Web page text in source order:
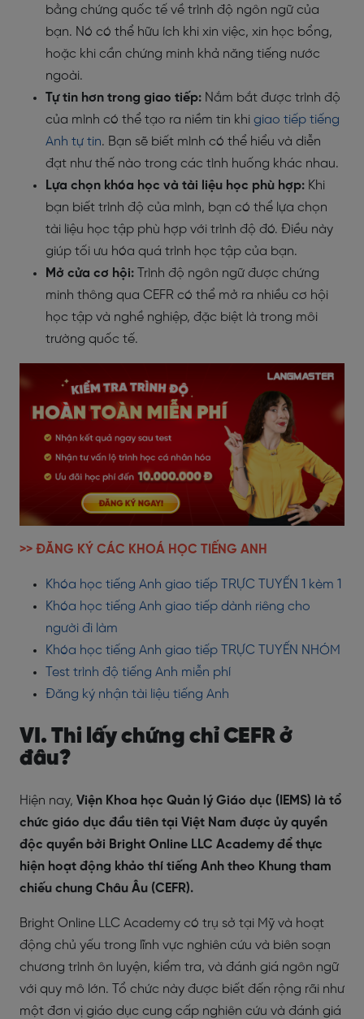
bằng chứng quốc tế về trình độ ngôn ngữ của
bạn. Nó có thể hữu ích khi xin việc, xin học bổng,
hoặc khi cần chứng minh khả năng tiếng nước
ngoài.
Tự tin hơn trong giao tiếp: Nắm bắt được trình độ
của mình có thể tạo ra niềm tin khi giao tiếp tiếng
Anh tự tin. Bạn sẽ biết mình có thể hiểu và diễn
đạt như thế nào trong các tình huống khác nhau.
Lựa chọn khóa học và tài liệu học phù hợp: Khi
bạn biết trình độ của mình, bạn có thể lựa chọn
tài liệu học tập phù hợp với trình độ đó. Điều này
giúp tối ưu hóa quá trình học tập của bạn.
Mở cửa cơ hội:
Trình độ ngôn ngữ được chứng
minh thông qua CEFR có thể mở ra nhiều cơ hội
học tập và nghề nghiệp, đặc biệt là trong môi
trường quốc tế.
>> ĐĂNG KÝ CÁC KHOÁ HỌC TIẾNG ANH
Khóa học tiếng Anh giao tiếp TRỰC TUYẾN 1 kèm 1
Khóa học tiếng Anh giao tiếp dành riêng cho
người đi làm
Khóa học tiếng Anh giao tiếp TRỰC TUYẾN NHÓM
Test trình độ tiếng Anh miễn phí
Đăng ký nhận tài liệu tiếng Anh
VI. Thi lấy chứng chỉ CEFR ở
đâu?
Hiện nay, Viện Khoa học Quản lý Giáo dục (IEMS) là tổ
chức giáo dục đầu tiên tại Việt Nam được ủy quyền
độc quyền bởi Bright Online LLC Academy để thực
hiện hoạt động khảo thí tiếng Anh theo Khung tham
chiếu chung Châu Âu (CEFR).
Bright Online LLC Academy có trụ sở tại Mỹ và hoạt
động chủ yếu trong lĩnh vực nghiên cứu và biên soạn
chương trình ôn luyện, kiểm tra, và đánh giá ngôn ngữ
với quy mô lớn. Tổ chức này được biết đến rộng rãi như
một đơn vị giáo dục cung cấp nghiên cứu và đánh giá